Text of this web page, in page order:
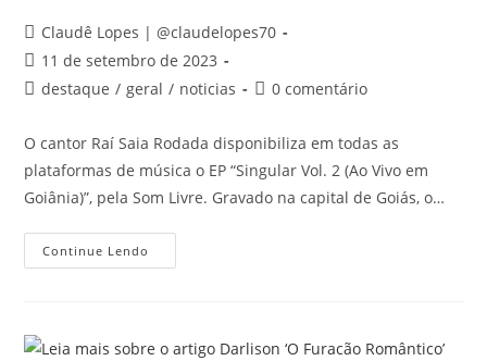
Autor
do
post:
Claudê Lopes | @claudelopes70
Post
publicado:
11 de setembro de 2023
Categoria
post:
destaque / geral / noticias
Comentários
post:
0 comentário
O cantor Raí Saia Rodada disponibiliza em todas as
plataformas de música o EP “Singular Vol. 2 (Ao Vivo em
Goiânia)”, pela Som Livre. Gravado na capital de Goiás, o…
Continue Lendo
Saia
Três